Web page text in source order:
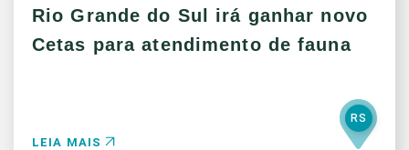
Rio Grande do Sul irá ganhar novo
Cetas para atendimento de fauna
LEIA MAIS
RS